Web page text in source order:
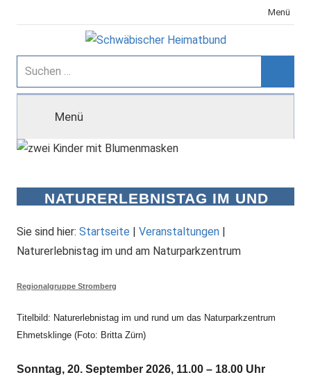
Inhalt
Menü
Schwäbischer
Heimatbund
Suchen
nach:
Menü
NATURERLEBNISTAG IM UND
Sie sind hier: Startseite | Veranstaltungen |
Naturerlebnistag im und am Naturparkzentrum
Regionalgruppe Stromberg
Titelbild: Naturerlebnistag im und rund um das Naturparkzentrum
Ehmetsklinge (Foto: Britta Zürn)
Sonntag, 20. September 2026, 11.00 – 18.00 Uhr